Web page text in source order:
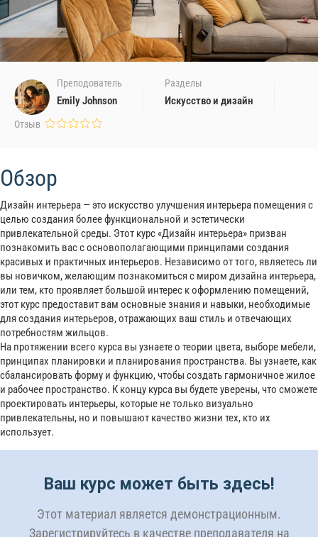
Преподователь
Emily Johnson
Разделы
Искусство и дизайн
Отзыв
Обзор
Дизайн интерьера — это искусство улучшения интерьера помещения с
целью создания более функциональной и эстетически
привлекательной среды. Этот курс «Дизайн интерьера» призван
познакомить вас с основополагающими принципами создания
красивых и практичных интерьеров. Независимо от того, являетесь ли
вы новичком, желающим познакомиться с миром дизайна интерьера,
или тем, кто проявляет большой интерес к оформлению помещений,
этот курс предоставит вам основные знания и навыки, необходимые
для создания интерьеров, отражающих ваш стиль и отвечающих
потребностям жильцов.
На протяжении всего курса вы узнаете о теории цвета, выборе мебели,
принципах планировки и планирования пространства. Вы узнаете, как
сбалансировать форму и функцию, чтобы создать гармоничное жилое
и рабочее пространство. К концу курса вы будете уверены, что сможете
проектировать интерьеры, которые не только визуально
привлекательны, но и повышают качество жизни тех, кто их
использует.
Ваш курс может быть здесь!
Этот материал является демонстрационным.
Зарегистрируйтесь в качестве преподавателя на